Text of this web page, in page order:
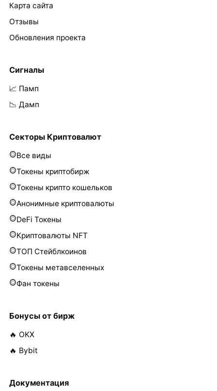
Карта сайта
Отзывы
Обновления проекта
Сигналы
📈 Памп
📉 Дамп
Секторы Криптовалют
Все виды
Токены криптобирж
Токены крипто кошельков
Анонимные криптовалюты
DeFi Токены
Криптовалюты NFT
ТОП Стейблкоинов
Токены метавселенных
Фан токены
Бонусы от бирж
🔥 OKX
🔥 Bybit
Документация